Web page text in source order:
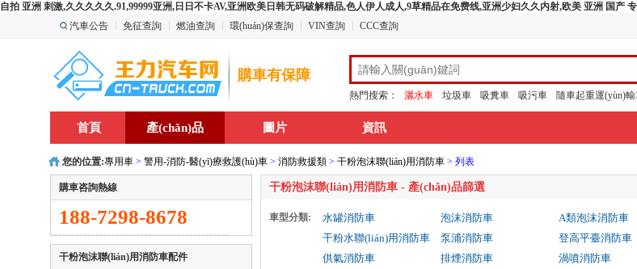
自拍 亚洲 刺激,久久久久久.91,99999亚洲,日日不卡AV,亚洲欧美日韩无码破解精品,色人伊人成人,9草精品在免费线,亚洲少妇久久内射,欧美 亚洲 国产
汽車公告
免征查詢 燃油查詢 環(huán)保查詢 VIN查詢 CCC查詢
購車有保障
熱門搜索： 灑水車 垃圾車 吸糞車 吸污車 隨車起重運(yùn)
首頁 產(chǎn)品 圖片 資訊
您的位置:專用車> 警用-消防-醫(yī)療救護(hù)車> 消防救援類> 干粉泡沫聯(lián)用消防車> 列表
干粉泡沫聯(lián)用消防車 - 產(chǎn)品篩選
車型分類: 水罐消防車 泡沫消防車 A類泡沫消防車
干粉水聯(lián)用消防車
泵浦消防車 登高平臺消防車
供氣消防車
排煙消防車 渦噴消防車
購車咨詢熱線
188-7298-8678
干粉泡沫聯(lián)用消防車配件